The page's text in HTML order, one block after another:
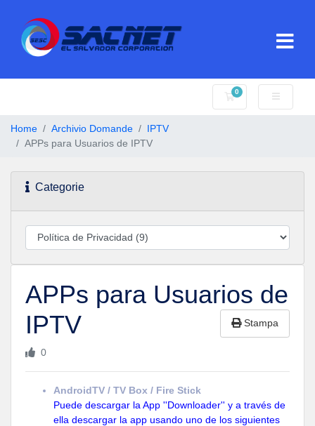
0
Carrello
Home Archivio Domande
IPTV
APPs para Usuarios de IPTV
Categorie
APPs para Usuarios de
IPTV
Stampa
0
AndroidTV / TV Box / Fire Stick
Puede descargar la App ''Downloader'' y a través de
ella descargar la app usando uno de los siguientes